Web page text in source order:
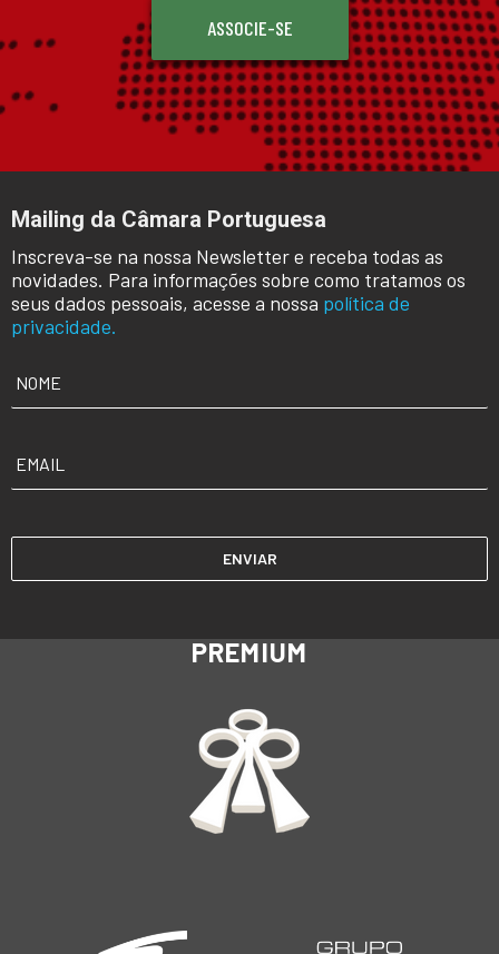
ASSOCIE-SE
Mailing da Câmara Portuguesa
Inscreva-se na nossa Newsletter e receba todas as
novidades. Para informações sobre como tratamos os
seus dados pessoais, acesse a nossa política de
privacidade.
PREMIUM